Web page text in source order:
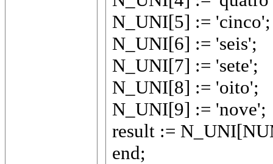
N_UNI[5] := 'cinco';
N_UNI[6] := 'seis';
N_UNI[7] := 'sete';
N_UNI[8] := 'oito';
N_UNI[9] := 'nove';
result :=
end;